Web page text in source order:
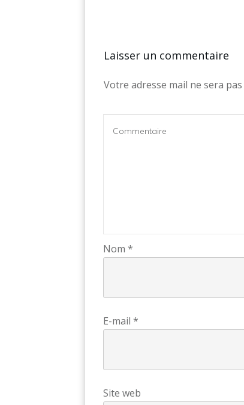
Laisser un commentaire
Votre adresse mail ne sera
Nom *
E-mail *
Site web